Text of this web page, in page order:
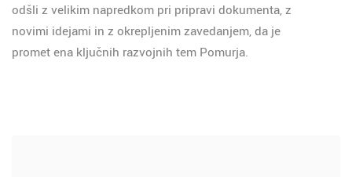
odšli z velikim napredkom pri pripravi dokumenta, z
novimi idejami in z okrepljenim zavedanjem, da je
promet ena ključnih razvojnih tem Pomurja.